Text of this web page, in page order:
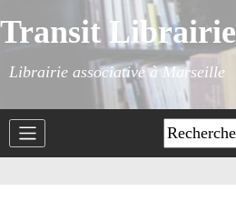
Transit Librairie
Librairie associative à Marseille